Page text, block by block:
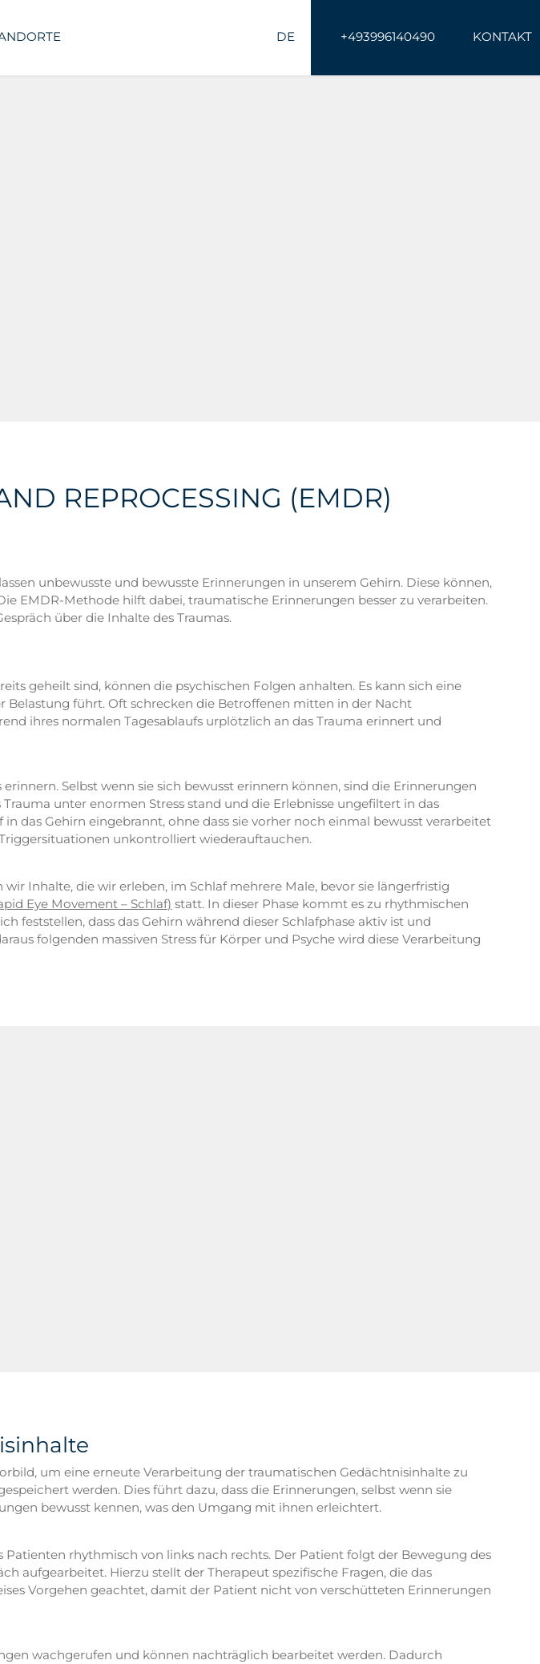
DE +493996140490 KONTAKT
REPROCESSING (EMDR)
unbewusste und bewusste Erinnerungen in unserem Gehirn. Diese können,
EMDR-Methode hilft dabei, traumatische Erinnerungen besser zu verarbeiten.
über die Inhalte des Traumas.
geheilt sind, können die psychischen Folgen anhalten. Es kann sich eine
Belastung führt. Oft schrecken die Betroffenen mitten in der Nacht
ihres normalen Tagesablaufs urplötzlich an das Trauma erinnert und
Selbst wenn sie sich bewusst erinnern können, sind die Erinnerungen
unter enormen Stress stand und die Erlebnisse ungefiltert in das
das Gehirn eingebrannt, ohne dass sie vorher noch einmal bewusst verarbeitet
unkontrolliert wiederauftauchen.
Inhalte, die wir erleben, im Schlaf mehrere Male, bevor sie längerfristig
Eye Movement – Schlaf) statt. In dieser Phase kommt es zu rhythmischen
feststellen, dass das Gehirn während dieser Schlafphase aktiv ist und
folgenden massiven Stress für Körper und Psyche wird diese Verarbeitung
um eine erneute Verarbeitung der traumatischen Gedächtnisinhalte zu
werden. Dies führt dazu, dass die Erinnerungen, selbst wenn sie
bewusst kennen, was den Umgang mit ihnen erleichtert.
rhythmisch von links nach rechts. Der Patient folgt der Bewegung des
aufgearbeitet. Hierzu stellt der Therapeut spezifische Fragen, die das
Vorgehen geachtet, damit der Patient nicht von verschütteten Erinnerungen
wachgerufen und können nachträglich bearbeitet werden. Dadurch